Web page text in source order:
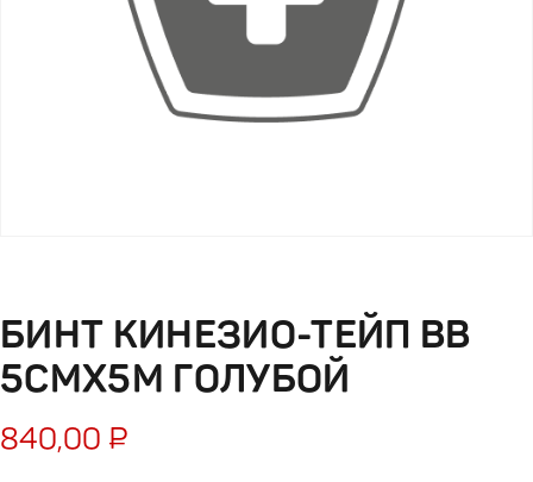
БИНТ КИНЕЗИО-ТЕЙП ВВ
5СМХ5М ГОЛУБОЙ
840,00 ₽